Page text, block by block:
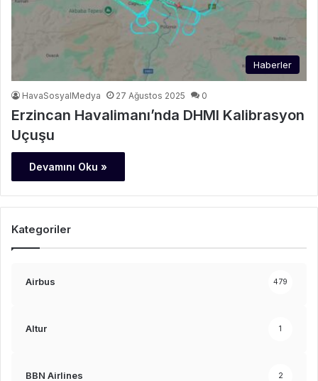
Haberler
HavaSosyalMedya 27 Ağustos 2025 0
Erzincan Havalimanı’nda DHMI Kalibrasyon
Uçuşu
Devamını Oku »
Kategoriler
Airbus 479
Altur 1
BBN Airlines 2